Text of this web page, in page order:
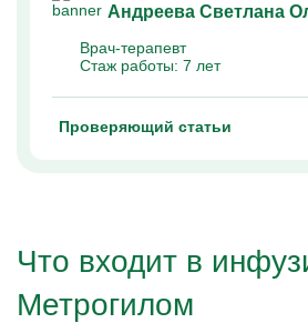
Андреева Светлана
Врач-терапевт
Стаж работы: 7 лет
Проверяющий статьи
Что входит в
Метрогилом